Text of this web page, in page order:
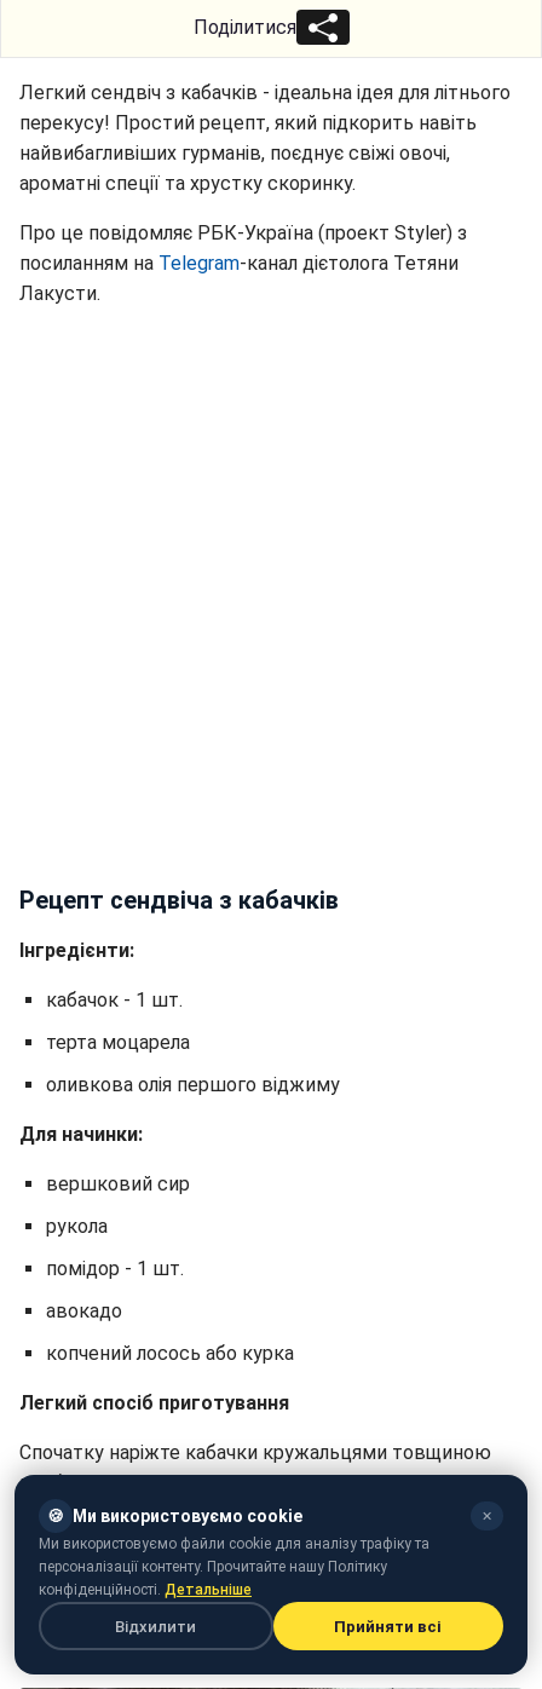
Поділитися
Легкий сендвіч з кабачків - ідеальна ідея для літнього
перекусу! Простий рецепт, який підкорить навіть
найвибагливіших гурманів, поєднує свіжі овочі,
ароматні спеції та хрустку скоринку.
Про це повідомляє РБК-Україна (проект Styler) з
посиланням на Telegram-канал дієтолога Тетяни
Лакусти.
Рецепт сендвіча з кабачків
Інгредієнти:
кабачок - 1 шт.
терта моцарела
оливкова олія першого віджиму
Для начинки:
вершковий сир
рукола
помідор - 1 шт.
авокадо
копчений лосось або курка
Легкий спосіб приготування
Спочатку наріжте кабачки кружальцями товщиною
приблизно 2 сантиметри. Після цього викладіть їх на
деко, застелене пергаментним папером, зверху
посипте тертою моцарелою та випікайте 15 хвилин
при температурі 180°C.
Дайте їм трохи охолонути та додайте начинку -
вершковий сир, руколу, помідор, авокадо до лосось.
🍪 Ми використовуємо cookie ✕
Ми використовуємо файли cookie для аналізу трафіку та
персоналізації контенту. Прочитайте нашу Політику
конфіденційності. Детальніше
Відхилити Прийняти всі